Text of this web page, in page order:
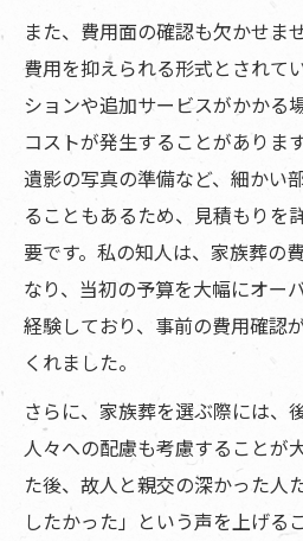
また、費用面の確認も欠かせま
費用を抑えられる形式とされて
ションや追加サービスがかかる
コストが発生することがありま
遺影の写真の準備など、細かい
ることもあるため、見積もりを
要です。私の知人は、家族葬の
なり、当初の予算を大幅にオー
経験しており、事前の費用確認
くれました。
さらに、家族葬を選ぶ際には、
人々への配慮も考慮することが
た後、故人と親交の深かった人
したかった」という声を上げる